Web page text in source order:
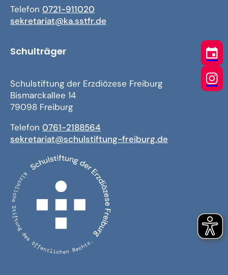
Telefon 0721-911020
sekretariat@ka.sstfr.de
Schulträger
Schulstiftung der Erzdiözese Freiburg
Bismarckallee 14
79098 Freiburg
Telefon 0761-2188564
sekretariat@schulstiftung-freiburg.de